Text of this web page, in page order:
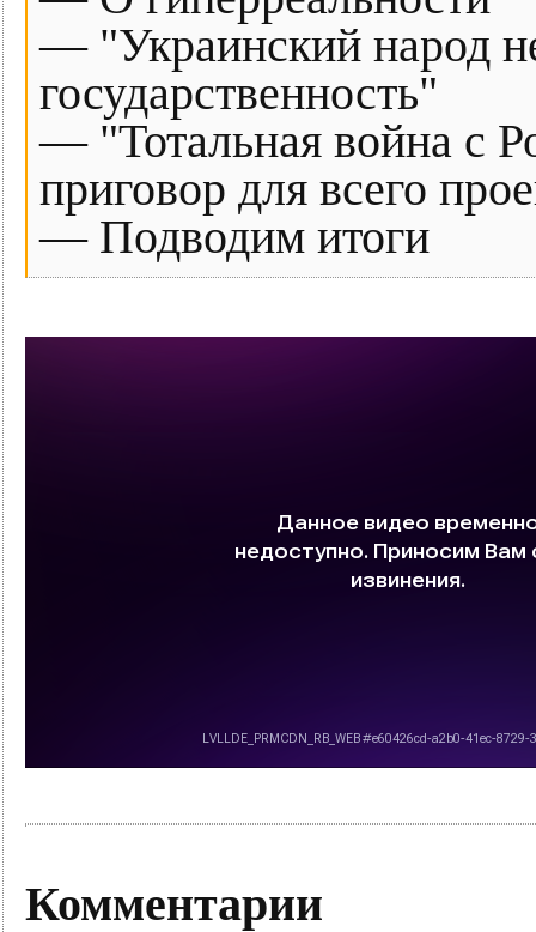
— "Украинский народ
государственность"
— "Тотальная война с
приговор для всего
— Подводим итоги
Комментарии